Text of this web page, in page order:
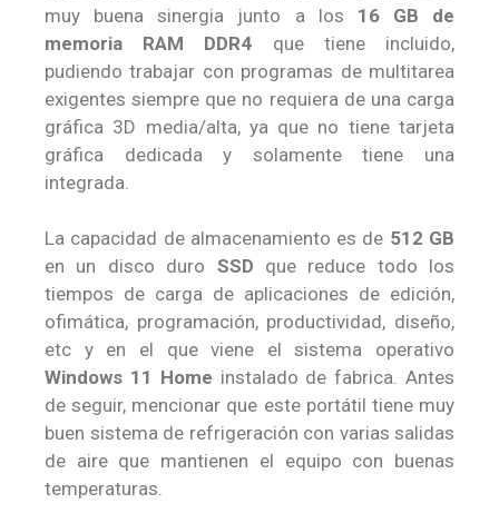
muy buena sinergia junto a los 16 GB de
memoria RAM DDR4 que tiene incluido,
pudiendo trabajar con programas de multitarea
exigentes siempre que no requiera de una carga
gráfica 3D media/alta, ya que no tiene tarjeta
gráfica dedicada y solamente tiene una
integrada.
La capacidad de almacenamiento es de 512 GB
en un disco duro SSD que reduce todo los
tiempos de carga de aplicaciones de edición,
ofimática, programación, productividad, diseño,
etc y en el que viene el sistema operativo
Windows 11 Home instalado de fabrica. Antes
de seguir, mencionar que este portátil tiene muy
buen sistema de refrigeración con varias salidas
de aire que mantienen el equipo con buenas
temperaturas.